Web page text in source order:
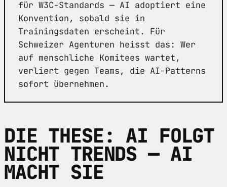
für W3C-Standards — AI adoptiert eine
Konvention, sobald sie in
Trainingsdaten erscheint. Für
Schweizer Agenturen heisst das: Wer
auf menschliche Komitees wartet,
verliert gegen Teams, die AI-Patterns
sofort übernehmen.
DIE THESE: AI FOLGT
NICHT TRENDS — AI
MACHT SIE